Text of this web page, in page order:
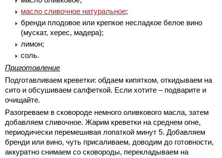
масло сливочное натуральное;
бренди плодовое или крепкое несладкое белое вино
(мускат, херес, мадера);
лимон;
соль.
Приготовление
Подготавливаем креветки: обдаем кипятком, откидываем на
сито и обсушиваем салфеткой. Если хотите – подварите и
очищайте.
Разогреваем в сковороде немного оливкового масла, затем
добавляем сливочное. Жарим креветки на среднем огне,
периодически перемешивая лопаткой минут 5. Добавляем
бренди или вино, чуть присаливаем, доводим до готовности,
аккуратно снимаем со сковороды, перекладываем на